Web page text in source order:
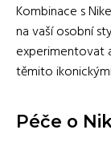
Kombinace s
na vaší osobní
experimentovat
těmito
Péče o